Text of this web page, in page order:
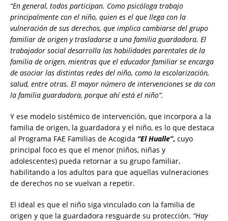
“En general, todos participan. Como psicóloga trabajo
principalmente con el niño, quien es el que llega con la
vulneración de sus derechos, que implica cambiarse del grupo
familiar de origen y trasladarse a una familia guardadora. El
trabajador social desarrolla las habilidades parentales de la
familia de origen, mientras que el educador familiar se encarga
de asociar las distintas redes del niño, como la escolarización,
salud, entre otras. El mayor número de intervenciones se da con
la familia guardadora, porque ahí está el niño”.
Y ese modelo sistémico de intervención, que incorpora a la
familia de origen, la guardadora y el niño, es lo que destaca
al Programa FAE Familias de Acogida “El Hualle”, cuyo
principal foco es que el menor (niños, niñas y
adolescentes) pueda retornar a su grupo familiar,
habilitando a los adultos para que aquellas vulneraciones
de derechos no se vuelvan a repetir.
El ideal es que el niño siga vinculado con la familia de
origen y que la guardadora resguarde su protección. “Hay